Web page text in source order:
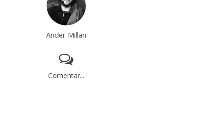
Ander Millan
Comentar...